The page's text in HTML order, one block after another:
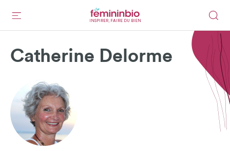
INSPIRER, FAIRE DU BIEN
Catherine Delorme